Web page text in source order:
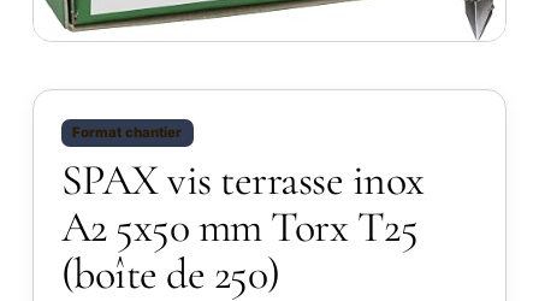
Format chantier
SPAX vis terrasse inox
A2 5x50 mm Torx T25
(boîte de 250)